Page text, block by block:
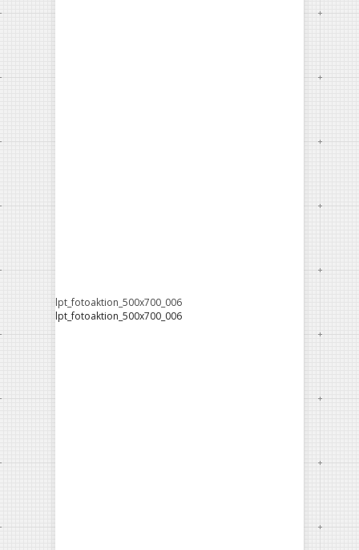
lpt_fotoaktion_500x700_006
lpt_fotoaktion_500x700_006